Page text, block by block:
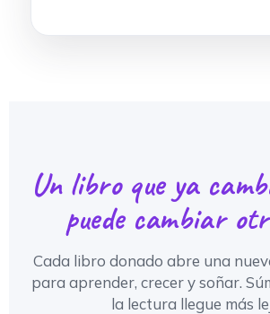
Un libro que ya
puede cambiar
Cada libro donado abre una
para aprender, crecer y soñar.
la lectura llegue más